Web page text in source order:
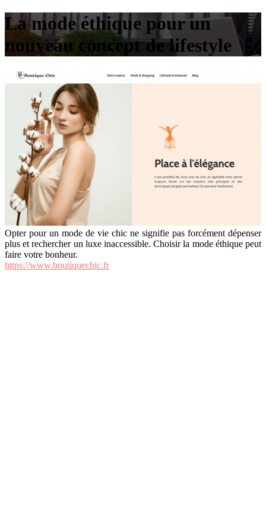
La mode éthique pour un
nouveau concept de lifestyle
Opter pour un mode de vie chic ne signifie pas forcément dépenser
plus et rechercher un luxe inaccessible. Choisir la mode éthique peut
faire votre bonheur.
https://www.boutiquechic.fr